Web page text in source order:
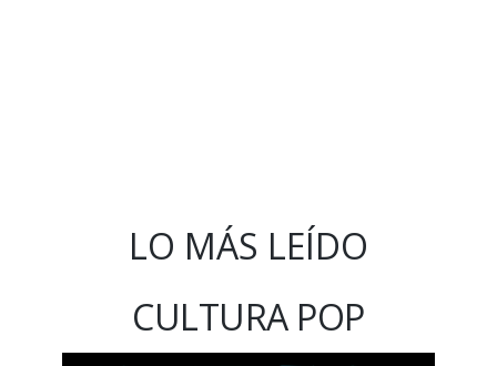
LO MÁS LEÍDO
CULTURA POP